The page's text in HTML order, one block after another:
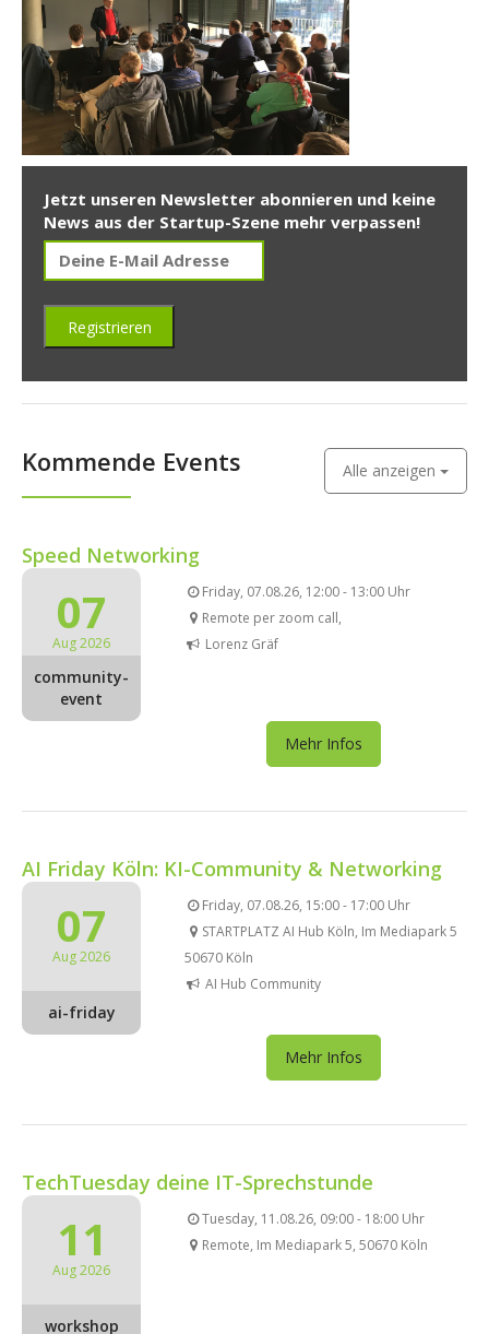
Jetzt unseren Newsletter abonnieren und keine
News aus der Startup-Szene mehr verpassen!
Kommende Events Alle anzeigen
Speed Networking
07
Aug 2026
community-
event
Friday, 07.08.26, 12:00 - 13:00 Uhr
Remote per zoom call,
Lorenz Gräf
Mehr Infos
AI Friday Köln: KI-Community & Networking
07
Aug 2026
ai-friday
Friday, 07.08.26, 15:00 - 17:00 Uhr
STARTPLATZ AI Hub Köln, Im Mediapark 5
50670 Köln
AI Hub Community
Mehr Infos
TechTuesday deine IT-Sprechstunde
11
Aug 2026
workshop
Tuesday, 11.08.26, 09:00 - 18:00 Uhr
Remote, Im Mediapark 5, 50670 Köln